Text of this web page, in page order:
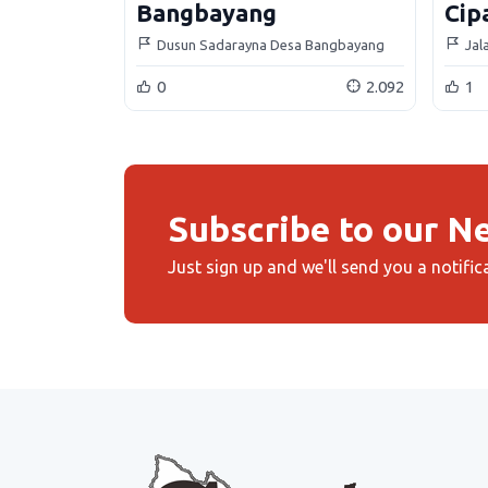
Bangbayang
Dusun Sadarayna Desa Bangbayang
Kecamatan Situraja Kabupaten
Sumedang
0 2.092 1
Subscribe to our
Just sign up and we'll send you a